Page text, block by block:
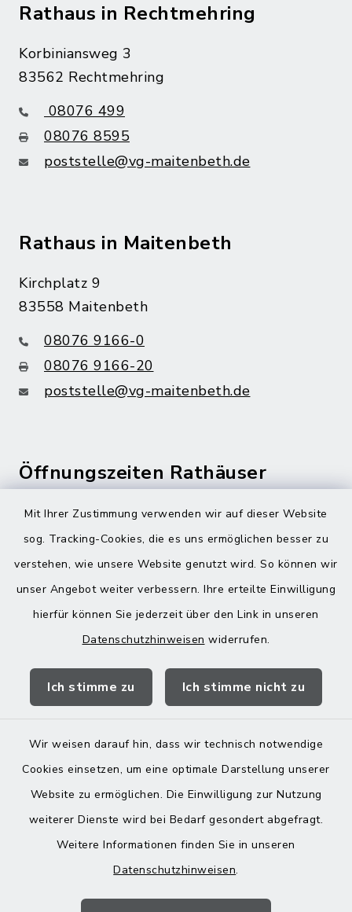
Mit Ihrer Zustimmung verwenden wir auf dieser Website
sog. Tracking-Cookies, die es uns ermöglichen besser zu
verstehen, wie unsere Website genutzt wird. So können wir
unser Angebot weiter verbessern. Ihre erteilte Einwilligung
hierfür können Sie jederzeit über den Link in unseren
Datenschutzhinweisen widerrufen.
Ich stimme zu Ich stimme nicht zu
Wir weisen darauf hin, dass wir technisch notwendige
Cookies einsetzen, um eine optimale Darstellung unserer
Website zu ermöglichen. Die Einwilligung zur Nutzung
weiterer Dienste wird bei Bedarf gesondert abgefragt.
Weitere Informationen finden Sie in unseren
Datenschutzhinweisen.
Rathaus in Rechtmehring
Korbiniansweg 3
83562 Rechtmehring
08076 499
08076 8595
poststelle@vg-maitenbeth.de
Rathaus in Maitenbeth
Kirchplatz 9
83558 Maitenbeth
08076 9166-0
08076 9166-20
poststelle@vg-maitenbeth.de
Öffnungszeiten Rathäuser
Montag bis Freitag:
08:00-12:00 Uhr
Donnerstag zusätzlich:
13:00-18:00 Uhr
Landratsamt Mühldorf
Barrierefreiheit